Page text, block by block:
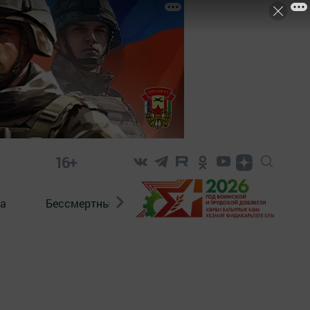
16+
Бессмертный полк. Кряшены